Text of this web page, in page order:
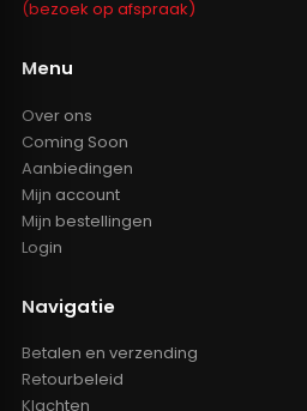
(bezoek op afspraak)
Menu
Over ons
Coming Soon
Aanbiedingen
Mijn account
Mijn bestellingen
Login
Navigatie
Betalen en verzending
Retourbeleid
Klachten